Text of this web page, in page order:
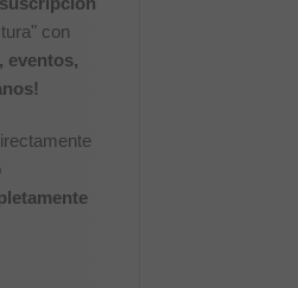
con
eventos,